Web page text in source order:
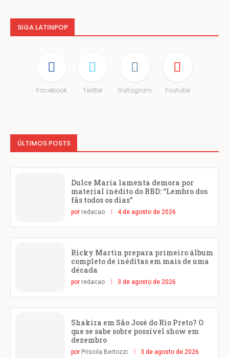
SIGA LATINPOP
Facebook Twitter Instagram Youtube
ÚLTIMOS POSTS
Dulce María lamenta demora por
material inédito do RBD: “Lembro dos
fãs todos os dias”
por redacao 4 de agosto de 2026
Ricky Martin prepara primeiro álbum
completo de inéditas em mais de uma
década
por redacao 3 de agosto de 2026
Shakira em São José do Rio Preto? O
que se sabe sobre possível show em
dezembro
por Priscila Bertozzi 3 de agosto de 2026